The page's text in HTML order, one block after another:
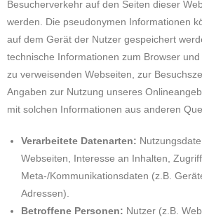
Besucherverkehr auf den Seiten dieser
werden. Die pseudonymen Informationen
auf dem Gerät der Nutzer gespeichert
technische Informationen zum Browser und
zu verweisenden Webseiten, zur
Angaben zur Nutzung unseres
mit solchen Informationen aus anderen
Verarbeitete Datenarten:
Webseiten, Interesse an Inhalten,
Meta-/Kommunikationsdaten (z.B.
Adressen).
Betroffene Personen: Nutzer (z.B.